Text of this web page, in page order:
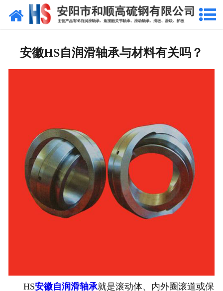
网站首页
技术参数
业绩证明
联系我们
安徽HS自润滑轴承与材料有关吗？
HS安徽自润滑轴承就是滚动体、内外圈滚道或保